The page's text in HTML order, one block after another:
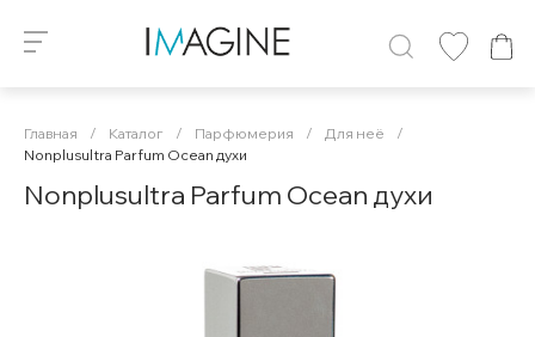
Главная / Каталог / Парфюмерия / Для неё
/
Nonplusultra Parfum Ocean духи
Nonplusultra Parfum Ocean духи